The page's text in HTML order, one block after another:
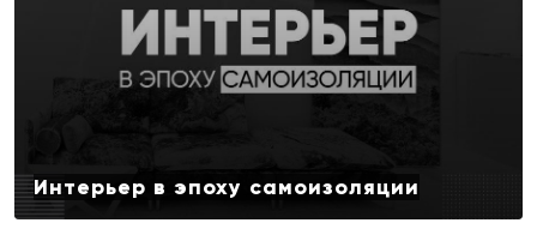
Интерьер в эпоху самоизоляции